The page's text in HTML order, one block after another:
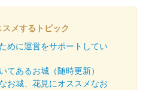
特別版 お城EXPO in 松江
メするトピック
めに運営をサポートしてい
てあるお城（随時更新）
お城、花見にオススメなお